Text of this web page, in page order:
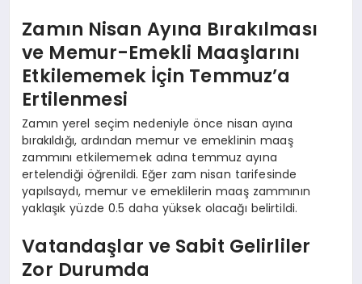
Zamın Nisan Ayına Bırakılması
ve Memur-Emekli Maaşlarını
Etkilememek İçin Temmuz’a
Ertilenmesi
Zamın yerel seçim nedeniyle önce nisan ayına
bırakıldığı, ardından memur ve emeklinin maaş
zammını etkilememek adına temmuz ayına
ertelendiği öğrenildi. Eğer zam nisan tarifesinde
yapılsaydı, memur ve emeklilerin maaş zammının
yaklaşık yüzde 0.5 daha yüksek olacağı belirtildi.
Vatandaşlar ve Sabit Gelirliler
Zor Durumda